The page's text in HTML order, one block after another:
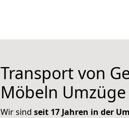
Transport von
Möbeln
Wir sind seit 17 Jahren in der